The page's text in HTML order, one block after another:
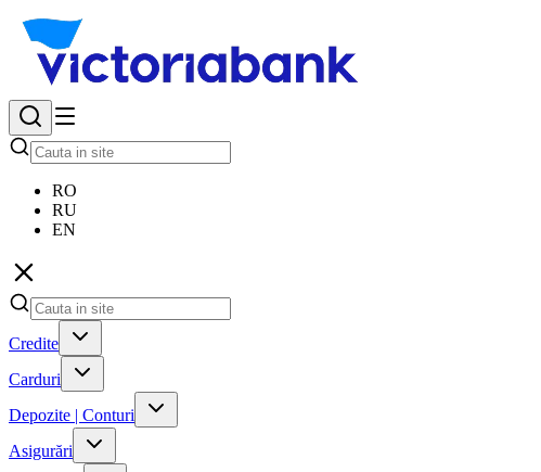
RO
RU
EN
Credite
Carduri
Depozite | Conturi
Asigurări